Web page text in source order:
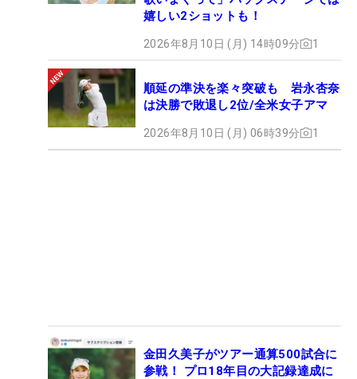
嬉しい2ショットも！
2026年8月10日 (月) 14時09分 1
順延の準決を楽々突破も 岩永杏奈
は決勝で敗退し2位/全米女子アマ
2026年8月10日 (月) 06時39分 1
金田久美子がツアー通算500試合に
参戦！ プロ18年目の大記録達成に